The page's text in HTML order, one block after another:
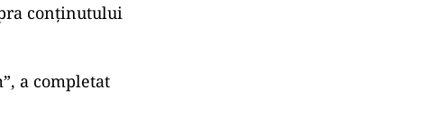
conținutului
a completat